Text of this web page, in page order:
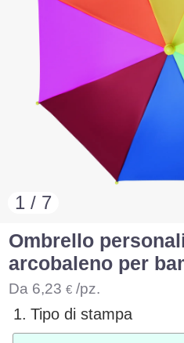
1 / 7
Ombrello
arcobaleno per
Da 6,23 € /pz.
1. Tipo di stampa